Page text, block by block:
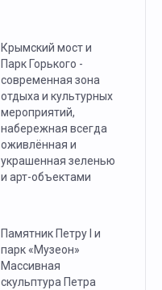
Крымский мост и
Парк Горького -
современная зона
отдыха и культурных
мероприятий,
набережная всегда
оживлённая и
украшенная зеленью
и арт-объектами
Памятник Петру I и
парк «Музеон»
Массивная
скульптура Петра